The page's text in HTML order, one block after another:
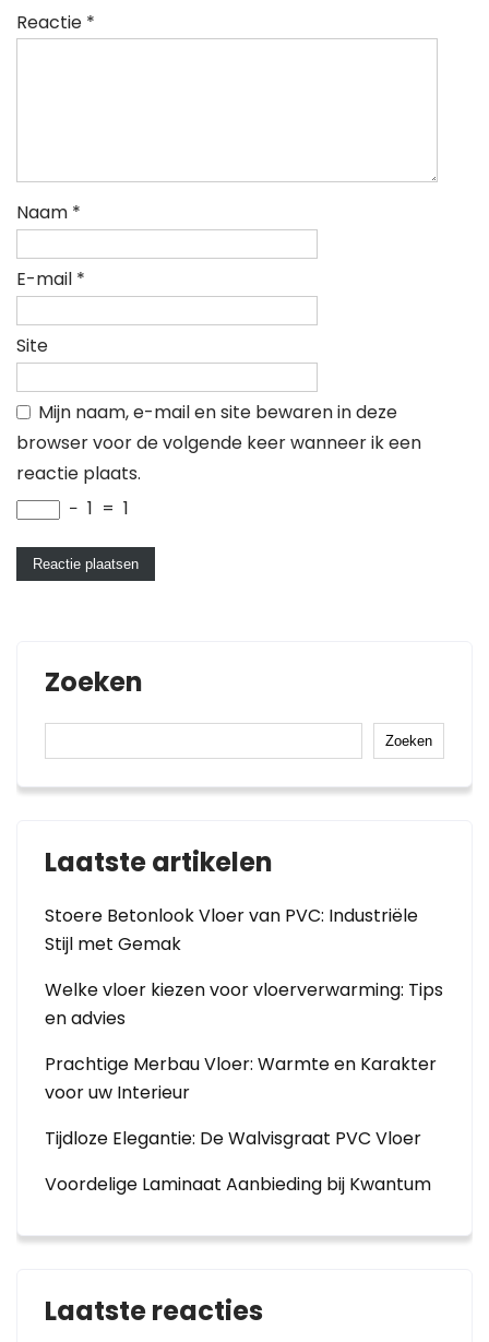
Reactie *
Naam *
E-mail *
Site
Mijn naam, e-mail en site bewaren in deze
browser voor de volgende keer wanneer ik een
reactie plaats.
− 1 = 1
Zoeken
Zoeken
Laatste artikelen
Stoere Betonlook Vloer van PVC: Industriële
Stijl met Gemak
Welke vloer kiezen voor vloerverwarming: Tips
en advies
Prachtige Merbau Vloer: Warmte en Karakter
voor uw Interieur
Tijdloze Elegantie: De Walvisgraat PVC Vloer
Voordelige Laminaat Aanbieding bij Kwantum
Laatste reacties